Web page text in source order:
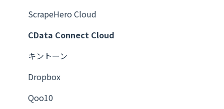
ScrapeHero Cloud
CData Connect Cloud
キントーン
Dropbox
Qoo10